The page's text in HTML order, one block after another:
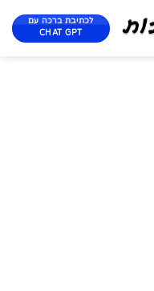
לכתיבת ברכה עם
CHAT GPT